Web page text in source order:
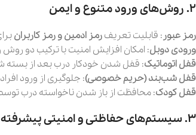
۲. روش‌های ورود متنوع و ایمن
رمز عبور : قابلیت تعریفرمز ادمین و رمز کاربران
ورودی دوبل: امکان افزایش امنیت با ترکیب دو روش
قفل اتوماتیک: قفل شدن خودکار درب بعد از بسته
قفل شب‌بند (حریم خصوصی): جلوگیری از ورود
قفل کودک: محافظت از باز شدن ناخواسته درب
۳. سیستم‌های حفاظتی و امنیتی پیشرفته